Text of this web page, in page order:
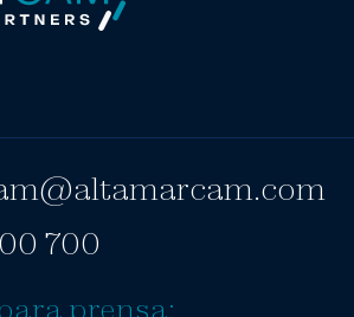
700
prensa: